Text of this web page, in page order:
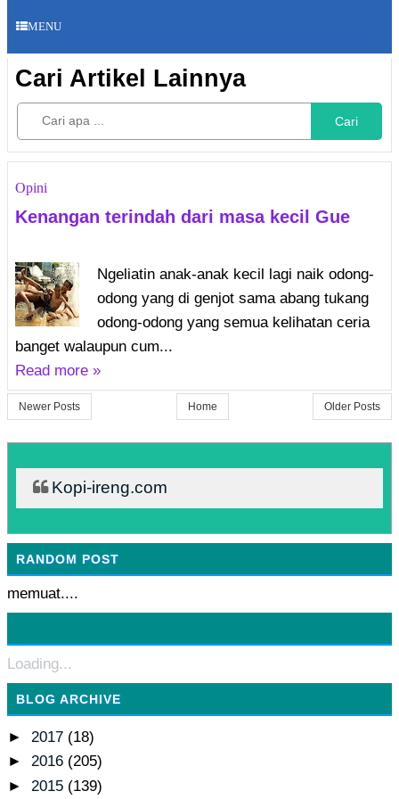
MENU
Cari Artikel Lainnya
Cari
Opini
Kenangan terindah dari masa kecil Gue
Ngeliatin anak-anak kecil lagi naik odong-
odong yang di genjot sama abang tukang
odong-odong yang semua kelihatan ceria
banget walaupun cum...
Read more »
Newer Posts Older Posts
Home
Kopi-ireng.com
RANDOM POST
memuat....
Loading...
BLOG ARCHIVE
► 2017 (18)
► 2016 (205)
► 2015 (139)